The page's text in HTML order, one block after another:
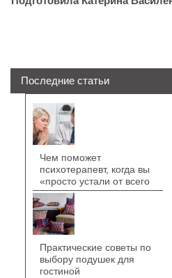
Последние статьи
Чем поможет
психотерапевт, когда вы
«просто устали от всего
Практические советы по
выбору подушек для
гостиной